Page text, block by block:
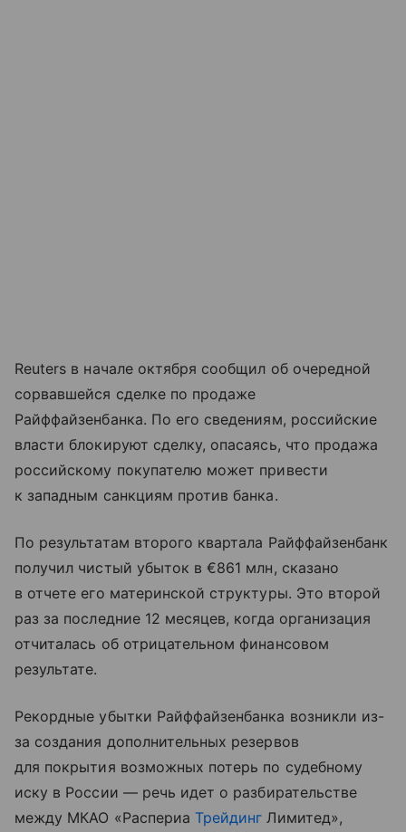
Reuters в начале октября сообщил об очередной
сорвавшейся сделке по продаже
Райффайзенбанка. По его сведениям, российские
власти блокируют сделку, опасаясь, что продажа
российскому покупателю может привести
к западным санкциям против банка.
По результатам второго квартала Райффайзенбанк
получил чистый убыток в €861 млн, сказано
в отчете его материнской структуры. Это второй
раз за последние 12 месяцев, когда организация
отчиталась об отрицательном финансовом
результате.
Рекордные убытки Райффайзенбанка возникли из-
за создания дополнительных резервов
для покрытия возможных потерь по судебному
иску в России — речь идет о разбирательстве
между МКАО «Распериа Трейдинг Лимитед»,